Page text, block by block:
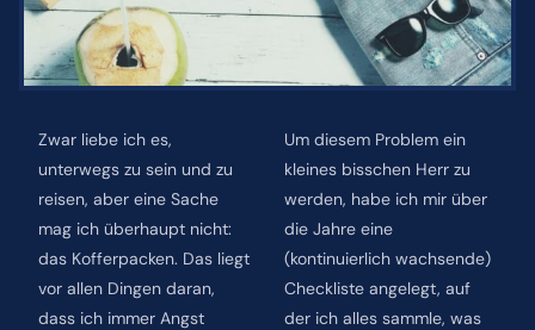
ÜBER MICH
NEWSLETTER
NACH:
Zwar liebe ich es,
unterwegs zu sein und zu
reisen, aber eine Sache
mag ich überhaupt nicht:
das Kofferpacken. Das liegt
vor allen Dingen daran,
dass ich immer Angst
Um diesem Problem ein
kleines bisschen Herr zu
werden, habe ich mir über
die Jahre eine
(kontinuierlich wachsende)
Checkliste angelegt, auf
der ich alles sammle, was